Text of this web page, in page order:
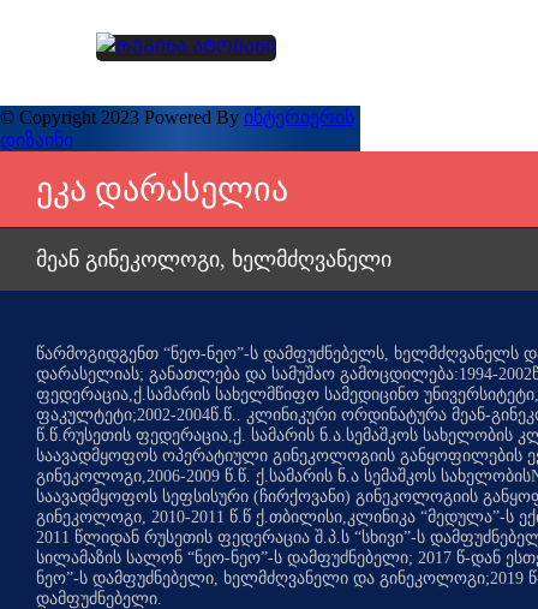
© Copyright 2023 Powered By ინტერიერის
დიზაინი
ეკა დარასელია
მეან გინეკოლოგი, ხელმძღვანელი
წარმოგიდგენთ “ნეო-ნეო”-ს დამფუძნებელს, ხელმძღვანელს
დარასელიას; განათლება და სამუშაო გამოცდილება:1994-
ფედერაცია,ქ.სამარის სახელმწიფო სამედიცინო
ფაკულტეტი;2002-2004წ.წ.. კლინიკური ორდინატურა მეან-
წ.წ.რუსეთის ფედერაცია,ქ. სამარის ნ.ა.სემაშკოს სახელობის
საავადმყოფოს ოპერატიული გინეკოლოგიის განყოფილების
გინეკოლოგი,2006-2009 წ.წ. ქ.სამარის ნ.ა სემაშკოს
საავადმყოფოს სეფსისური (ჩირქოვანი) გინეკოლოგიის
გინეკოლოგი, 2010-2011 წ.წ ქ.თბილისი,კლინიკა “მედულა”-ს
2011 წლიდან რუსეთის ფედერაცია შ.პ.ს “სხივი”-ს
სილამაზის სალონ “ნეო-ნეო”-ს დამფუძნებელი; 2017 წ-დან
ნეო”-ს დამფუძნებელი, ხელმძღვანელი და გინეკოლოგი;2019 წ-
დამფუძნებელი.